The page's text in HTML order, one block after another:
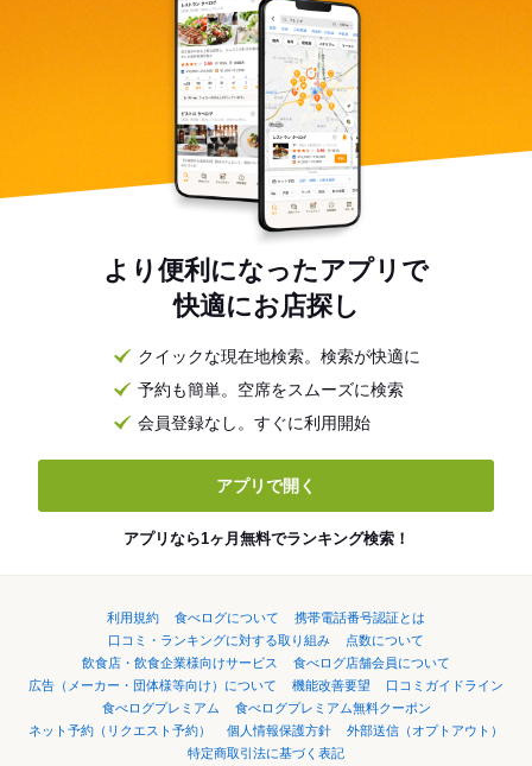
より便利になったアプリで
快適にお店探し
クイックな現在地検索。検索が快適に
予約も簡単。空席をスムーズに検索
会員登録なし。すぐに利用開始
アプリで開く
アプリなら1ヶ月無料でランキング検索！
利用規約 食べログについて
携帯電話番号認証とは
口コミ・ランキングに対する取り組み
点数について
飲食店・飲食企業様向けサービス
食べログ店舗会員について
広告（メーカー・団体様等向け）について
機能改善要望
口コミガイドライン
食べログプレミアム
食べログプレミアム無料クーポン
ネット予約（リクエスト予約）
個人情報保護方針
外部送信（オプトアウト）
特定商取引法に基づく表記